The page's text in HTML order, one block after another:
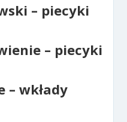
– piecyki
– piecyki
– wkłady